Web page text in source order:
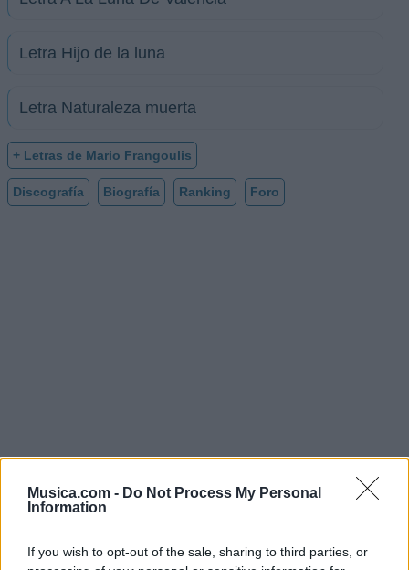
Musica.com - Do Not Process My Personal
Information
If you wish to opt-out of the sale, sharing to third parties, or
Letra Hijo de la luna
Letra Naturaleza muerta
+ Letras de Mario Frangoulis
Discografía Biografía Ranking Foro